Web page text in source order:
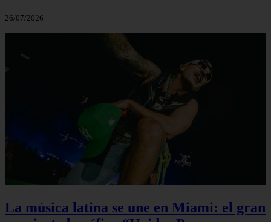
26/07/2026
La música latina se une en Miami: el gran